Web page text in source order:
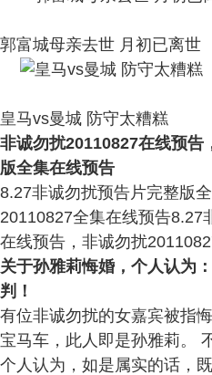
郭富城母亲去世 月初已离世
皇马vs曼城 防守太糟糕
非诚勿扰20110827在线预告
版全集在线预告
8.27非诚勿扰预告片完整版
20110827全集在线预告8.27
在线预告，非诚勿扰
关于孙雅莉悔婚，个人认为
判！
有位非诚勿扰的女嘉宾被指
宝马车，此人即是孙雅莉。
个人认为，如是属实的话，